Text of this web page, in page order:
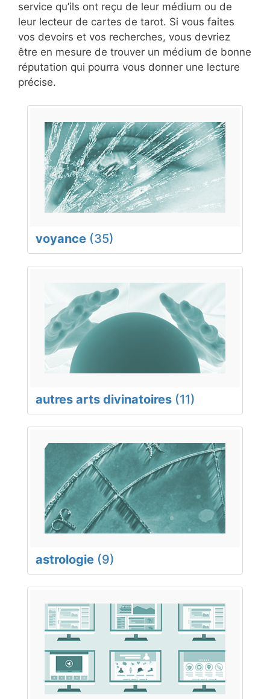
service qu’ils ont reçu de leur médium ou de
leur lecteur de cartes de tarot. Si vous faites
vos devoirs et vos recherches, vous devriez
être en mesure de trouver un médium de bonne
réputation qui pourra vous donner une lecture
précise.
voyance (35)
autres arts divinatoires (11)
astrologie (9)